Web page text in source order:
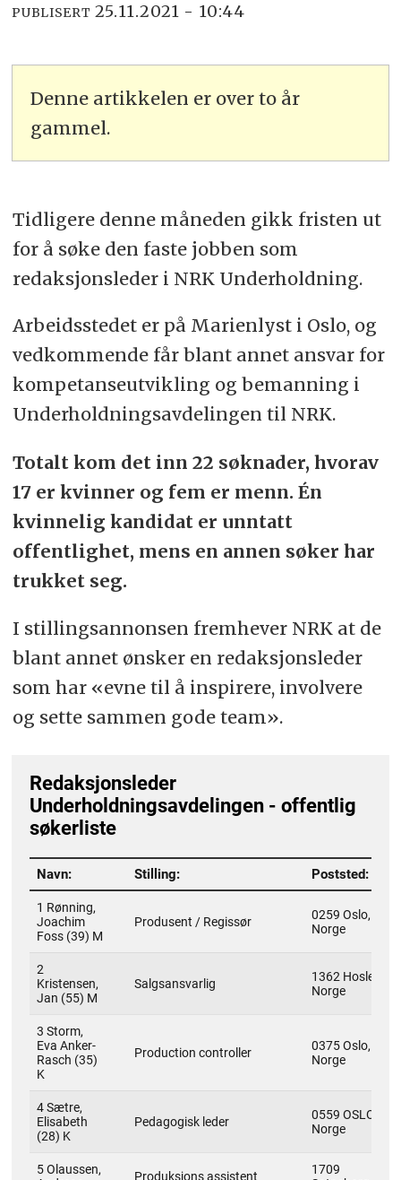
PUBLISERT 25.11.2021 - 10:44
Denne artikkelen er over to år
gammel.
Tidligere denne måneden gikk fristen ut
for å søke den faste jobben som
redaksjons­leder i NRK Underholdning.
Arbeidsstedet er på Marienlyst i Oslo, og
vedkommende får blant annet ansvar for
kompetanseutvikling og bemanning i
Underholdningsavdelingen til NRK.
Totalt kom det inn 22 søknader, hvorav
17 er kvinner og fem er menn. Én
kvinnelig kandidat er unntatt
offentlighet, mens en annen søker har
trukket seg.
I stillingsannonsen fremhever NRK at de
blant annet ønsker en redaksjonsleder
som har «evne til å inspirere, involvere
og sette sammen gode team».